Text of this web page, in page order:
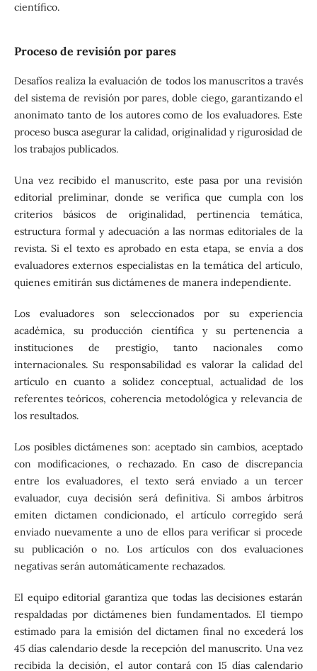
científico.
Proceso de revisión por pares
Desafíos realiza la evaluación de todos los manuscritos a través
del sistema de revisión por pares, doble ciego, garantizando el
anonimato tanto de los autores como de los evaluadores. Este
proceso busca asegurar la calidad, originalidad y rigurosidad de
los trabajos publicados.
Una vez recibido el manuscrito, este pasa por una revisión
editorial preliminar, donde se verifica que cumpla con los
criterios básicos de originalidad, pertinencia temática,
estructura formal y adecuación a las normas editoriales de la
revista. Si el texto es aprobado en esta etapa, se envía a dos
evaluadores externos especialistas en la temática del artículo,
quienes emitirán sus dictámenes de manera independiente.
Los evaluadores son seleccionados por su experiencia
académica, su producción científica y su pertenencia a
instituciones de prestigio, tanto nacionales como
internacionales. Su responsabilidad es valorar la calidad del
artículo en cuanto a solidez conceptual, actualidad de los
referentes teóricos, coherencia metodológica y relevancia de
los resultados.
Los posibles dictámenes son: aceptado sin cambios, aceptado
con modificaciones, o rechazado. En caso de discrepancia
entre los evaluadores, el texto será enviado a un tercer
evaluador, cuya decisión será definitiva. Si ambos árbitros
emiten dictamen condicionado, el artículo corregido será
enviado nuevamente a uno de ellos para verificar si procede
su publicación o no. Los artículos con dos evaluaciones
negativas serán automáticamente rechazados.
El equipo editorial garantiza que todas las decisiones estarán
respaldadas por dictámenes bien fundamentados. El tiempo
estimado para la emisión del dictamen final no excederá los
45 días calendario desde la recepción del manuscrito. Una vez
recibida la decisión, el autor contará con 15 días calendario